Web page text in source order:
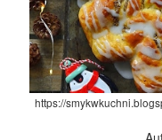
https://